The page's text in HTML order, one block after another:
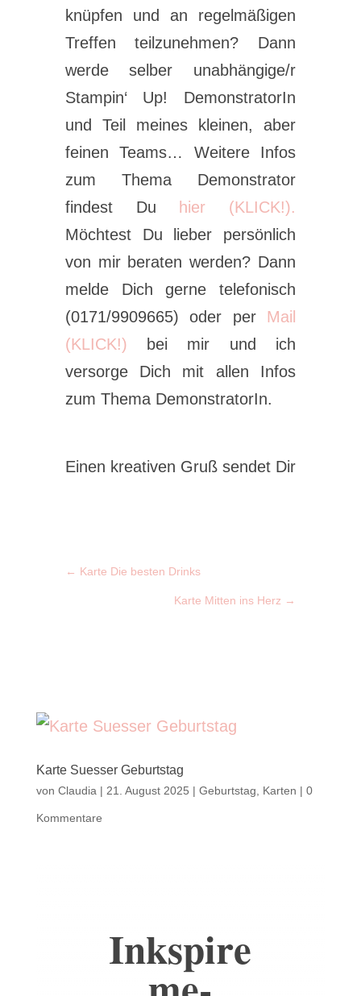
knüpfen und an regelmäßigen
Treffen teilzunehmen? Dann
werde selber unabhängige/r
Stampin‘ Up! DemonstratorIn
und Teil meines kleinen, aber
feinen Teams… Weitere Infos
zum Thema Demonstrator
findest Du
hier (KLICK!).
Möchtest Du lieber persönlich
von mir beraten werden? Dann
melde Dich gerne telefonisch
(0171/9909665) oder per Mail
(KLICK!) bei mir und ich
versorge Dich mit allen Infos
zum Thema DemonstratorIn.
Einen kreativen Gruß sendet Dir
← Karte Die besten Drinks
Karte Mitten ins Herz →
Karte Suesser Geburtstag
von Claudia | 21. August 2025 | Geburtstag Karten | 0
Kommentare
Inkspire